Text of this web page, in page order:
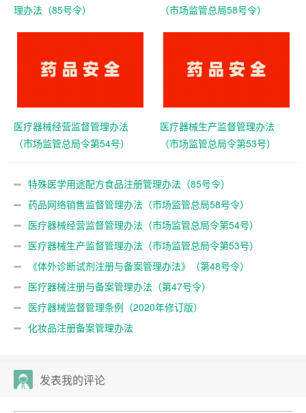
理办法（85号令）
（市场监管总局58号令）
医疗器械经营监督管理办法
（市场监管总局令第54号）
医疗器械生产监督管理办法
（市场监管总局令第53号）
特殊医学用途配方食品注册管理办法（85号令）
药品网络销售监督管理办法（市场监管总局58号令）
医疗器械经营监督管理办法（市场监管总局令第54号）
医疗器械生产监督管理办法（市场监管总局令第53号）
《体外诊断试剂注册与备案管理办法》（第48号令）
医疗器械注册与备案管理办法（第47号令）
医疗器械监督管理条例（2020年修订版）
化妆品注册备案管理办法
发表我的评论